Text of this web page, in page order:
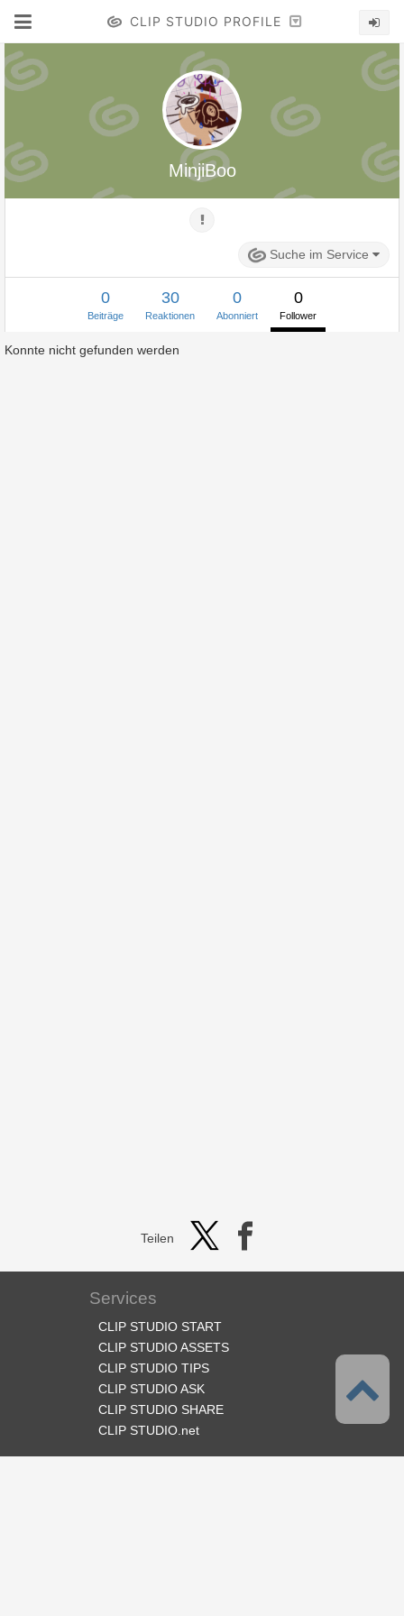
CLIP STUDIO PROFILE
MinjiBoo
Suche im Service
0
Beiträge
30
Reaktionen
0
Abonniert
0
Follower
Konnte nicht gefunden werden
Teilen
Services
CLIP STUDIO START
CLIP STUDIO ASSETS
CLIP STUDIO TIPS
CLIP STUDIO ASK
CLIP STUDIO SHARE
CLIP STUDIO.net